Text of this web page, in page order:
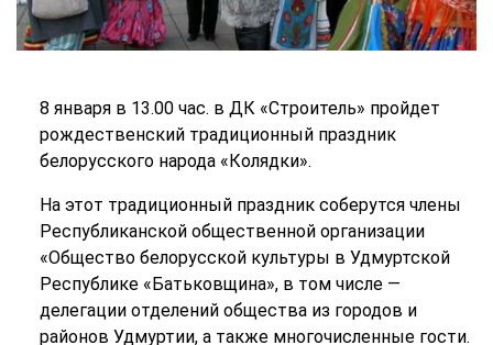
8 января в 13.00 час. в ДК «Строитель» пройдет
рождественский традиционный праздник
белорусского народа «Колядки».
На этот традиционный праздник соберутся члены
Республиканской общественной организации
«Общество белорусской культуры в Удмуртской
Республике «Батьковщина», в том числе —
делегации отделений общества из городов и
районов Удмуртии, а также многочисленные гости.